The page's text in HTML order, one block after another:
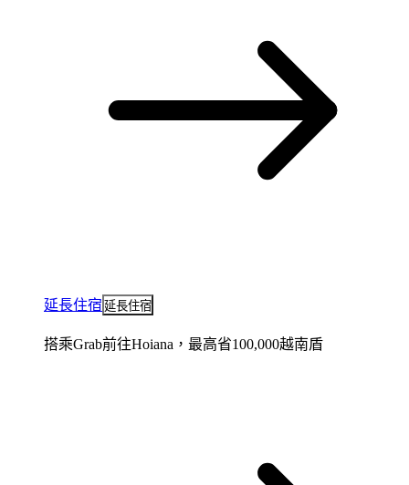
延長住宿 延長住宿
搭乘Grab前往Hoiana，最高省100,000越南盾